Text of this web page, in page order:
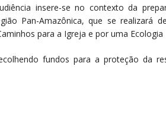
insere-se no contexto da
Pan-Amazônica, que se realizará
para a Igreja e por uma Ecologia
fundos para a proteção da